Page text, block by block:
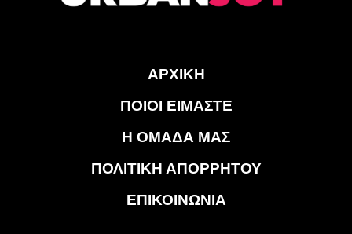
ΑΡΧΙΚΗ
ΠΟΙΟΙ ΕΙΜΑΣΤΕ
Η ΟΜΑΔΑ ΜΑΣ
ΠΟΛΙΤΙΚΗ ΑΠΟΡΡΗΤΟΥ
ΕΠΙΚΟΙΝΩΝΙΑ